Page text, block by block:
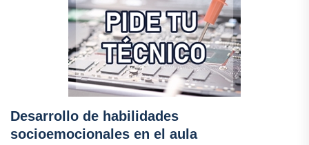
Desarrollo de habilidades
socioemocionales en el aula